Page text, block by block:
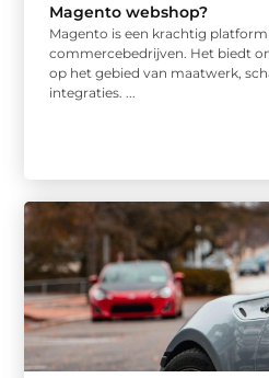
Magento webshop?
Magento is een krachtig
commercebedrijven. Het biedt
op het gebied van maatwerk,
integraties. ...